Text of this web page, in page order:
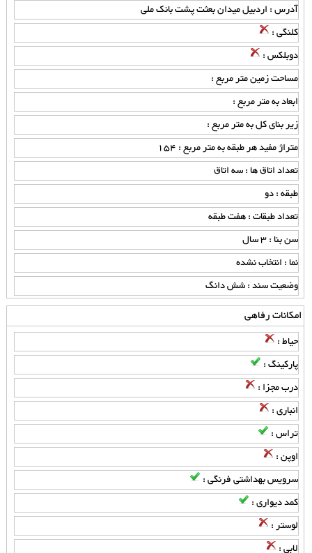
آدرس : اردبیل میدان بعثت پشت بانک ملی
کلنگی :
دوبلکس :
مساحت زمین متر مربع :
ابعاد به متر مربع :
زیر بنای کل به متر مربع :
متراژ مفید هر طبقه به متر مربع : 154
تعداد اتاق ها : سه اتاق
طبقه : دو
تعداد طبقات : هفت طبقه
سن بنا : 3 سال
نما : انتخاب نشده
وضعیت سند : شش دانگ
امکانات رفاهی
حیاط :
پارکینگ :
درب مجزا :
انباری :
تراس :
اوپن :
سرویس بهداشتی فرنگی :
کمد دیواری :
لوستر :
لابی :